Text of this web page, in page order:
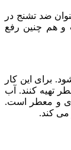
ضد تشنج در
و هم چنین رفع
برای این کار
تهیه کنند. آب
و معطر است.
می کند.